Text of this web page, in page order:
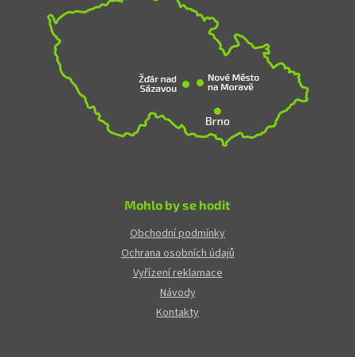
Mohlo by se hodit
Obchodní podmínky
Ochrana osobních údajů
Vyřízení reklamace
Návody
Kontakty